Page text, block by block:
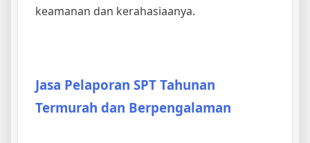
keamanan dan kerahasiaanya.
Jasa Pelaporan SPT Tahunan
Termurah dan Berpengalaman